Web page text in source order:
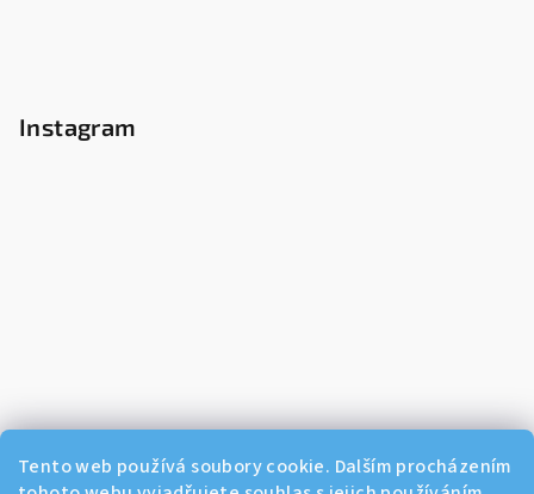
Tento web používá soubory cookie. Dalším procházením
Instagram